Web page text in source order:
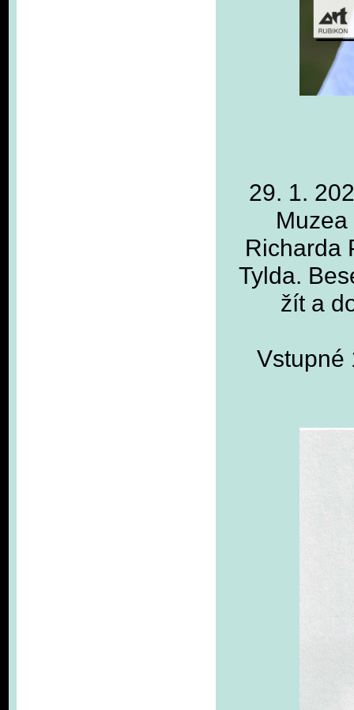
29. 1.
Richarda
Tylda.
žít a
Vstupné